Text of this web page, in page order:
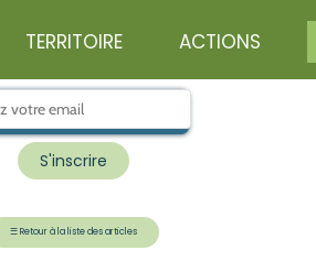
TERRITOIRE ACTIONS
☰Retour à la liste des articles